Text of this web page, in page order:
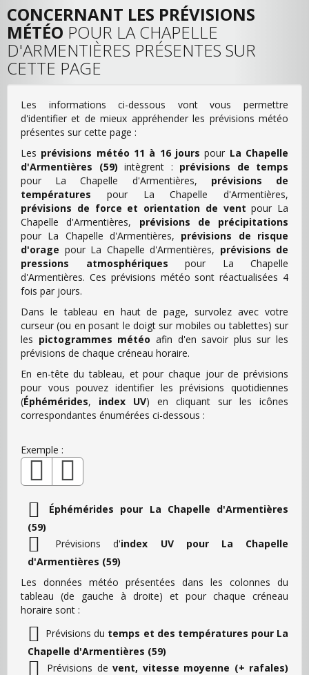
CONCERNANT LES PRÉVISIONS
MÉTÉO POUR LA CHAPELLE
D'ARMENTIÈRES PRÉSENTES SUR
CETTE PAGE
Les informations ci-dessous vont vous permettre
d'identifier et de mieux appréhender les prévisions météo
présentes sur cette page :
Les prévisions météo 11 à 16 jours pour La Chapelle
d'Armentières (59) intègrent : prévisions de temps
pour La Chapelle d'Armentières, prévisions de
températures pour La Chapelle d'Armentières,
prévisions de force et orientation de vent pour La
Chapelle d'Armentières, prévisions de précipitations
pour La Chapelle d'Armentières, prévisions de risque
d'orage pour La Chapelle d'Armentières, prévisions de
pressions atmosphériques pour La Chapelle
d'Armentières. Ces prévisions météo sont réactualisées 4
fois par jours.
Dans le tableau en haut de page, survolez avec votre
curseur (ou en posant le doigt sur mobiles ou tablettes) sur
les pictogrammes météo afin d'en savoir plus sur les
prévisions de chaque créneau horaire.
En en-tête du tableau, et pour chaque jour de prévisions
pour vous pouvez identifier les prévisions quotidiennes
(Éphémérides, index UV) en cliquant sur les icônes
correspondantes énumérées ci-dessous :
Exemple :
Éphémérides pour La Chapelle d'Armentières
(59)
Prévisions d'index UV pour La Chapelle
d'Armentières (59)
Les données météo présentées dans les colonnes du
tableau (de gauche à droite) et pour chaque créneau
horaire sont :
Prévisions du temps et des températures pour La
Chapelle d'Armentières (59)
Prévisions devent, vitesse moyenne (+ rafales)